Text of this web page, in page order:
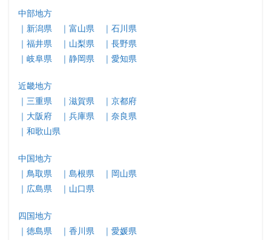
中部地方
｜新潟県
｜富山県
｜石川県
｜福井県
｜山梨県
｜長野県
｜岐阜県
｜静岡県 ｜愛知県
近畿地方
｜三重県
｜滋賀県
｜京都府
｜大阪府
｜兵庫県
｜奈良県
｜和歌山県
中国地方
｜鳥取県
｜島根県
｜岡山県
｜広島県
｜山口県
四国地方
｜徳島県
｜香川県
｜愛媛県